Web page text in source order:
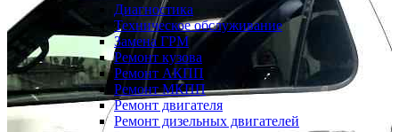
Диагностика
Техническое обслуживание
Замена ГРМ
Ремонт кузова
Ремонт АКПП
Ремонт МКПП
Ремонт двигателя
Ремонт дизельных двигателей